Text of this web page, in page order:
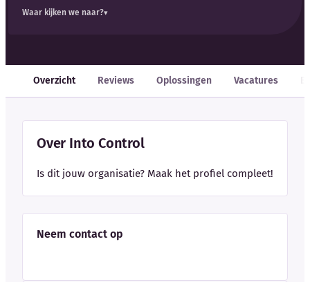
Auteurs
Waar kijken we naar?
Overzicht Reviews Oplossingen Vacatures
Over Into Control
Is dit jouw organisatie? Maak het profiel compleet!
Neem contact op